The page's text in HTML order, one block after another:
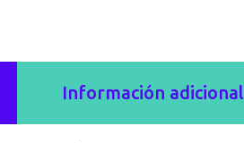
Información adicional